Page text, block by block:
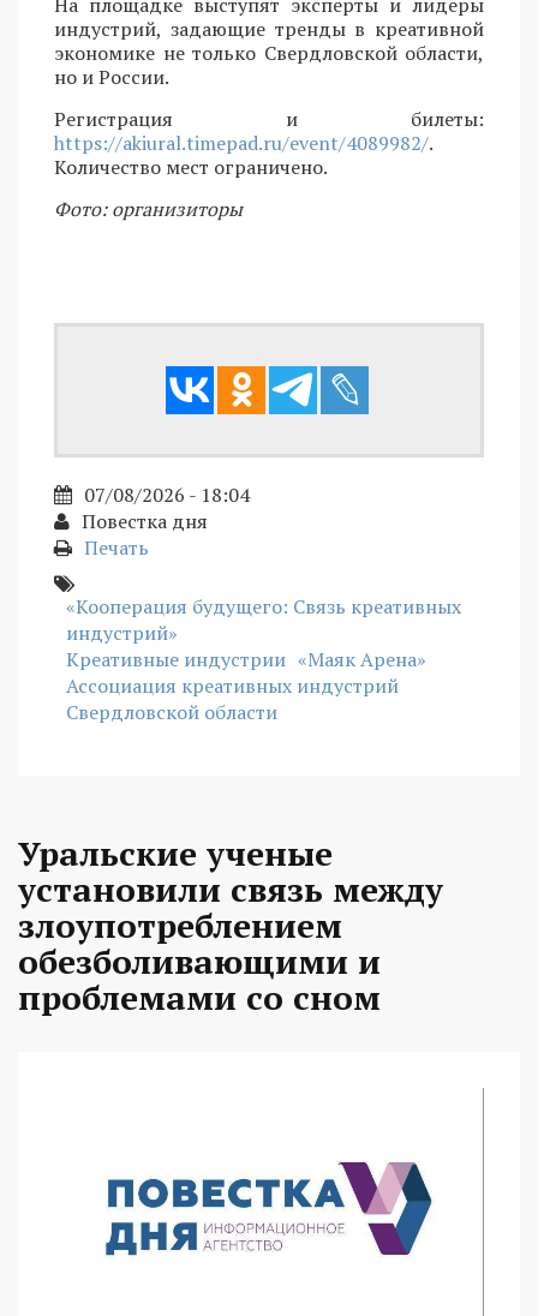
индустрий, задающие тренды в креативной
экономике не только Свердловской области,
но и России.
Регистрация и билеты:
https://akiural.timepad.ru/event/4089982/.
Количество мест ограничено.
Фото: организиторы
07/08/2026 - 18:04
Повестка дня
Печать
«Кооперация будущего: Связь креативных
индустрий»
Креативные индустрии «Маяк Арена»
Ассоциация креативных индустрий
Свердловской области
Уральские ученые
установили связь между
злоупотреблением
обезболивающими и
проблемами со сном